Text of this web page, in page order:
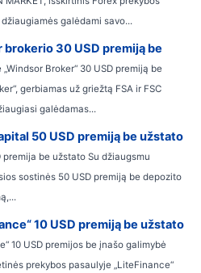
galėdami savo...
brokerio 30 USD premiją be
„Windsor Broker“ 30 USD premiją be
gerbiamas už griežtą FSA ir FSC
galėdamas...
50 USD premiją be užstato
premija be užstato Su džiaugsmu
sostinės 50 USD premiją be depozito
10 USD premiją be užstato
10 USD premijos be įnašo galimybė
prekybos pasaulyje „LiteFinance“